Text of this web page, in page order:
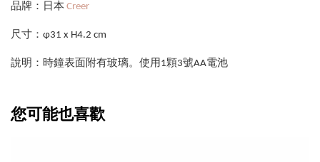
品牌：日本 Creer
尺寸：φ31 x H4.2 cm
說明：時鐘表面附有玻璃。使用1顆3號AA電池
您可能也喜歡